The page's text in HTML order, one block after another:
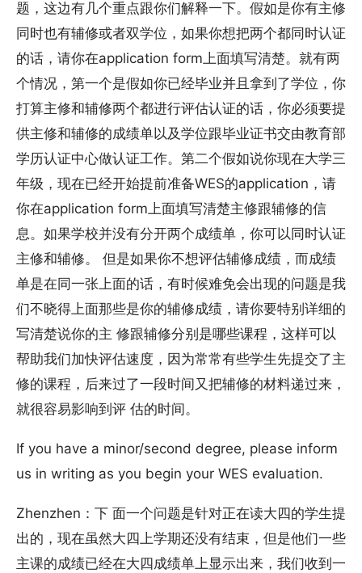
题，这边有几个重点跟你们解释一下。假如是你有主修
同时也有辅修或者双学位，如果你想把两个都同时认证
的话，请你在application form上面填写清楚。就有两
个情况，第一个是假如你已经毕业并且拿到了学位，你
打算主修和辅修两个都进行评估认证的话，你必须要提
供主修和辅修的成绩单以及学位跟毕业证书交由教育部
学历认证中心做认证工作。第二个假如说你现在大学三
年级，现在已经开始提前准备WES的application，请
你在application form上面填写清楚主修跟辅修的信
息。如果学校并没有分开两个成绩单，你可以同时认证
主修和辅修。 但是如果你不想评估辅修成绩，而成绩
单是在同一张上面的话，有时候难免会出现的问题是我
们不晓得上面那些是你的辅修成绩，请你要特别详细的
写清楚说你的主 修跟辅修分别是哪些课程，这样可以
帮助我们加快评估速度，因为常常有些学生先提交了主
修的课程，后来过了一段时间又把辅修的材料递过来，
就很容易影响到评 估的时间。
If you have a minor/second degree, please inform
us in writing as you begin your WES evaluation.
Zhenzhen：下 面一个问题是针对正在读大四的学生提
出的，现在虽然大四上学期还没有结束，但是他们一些
主课的成绩已经在大四成绩单上显示出来，我们收到一